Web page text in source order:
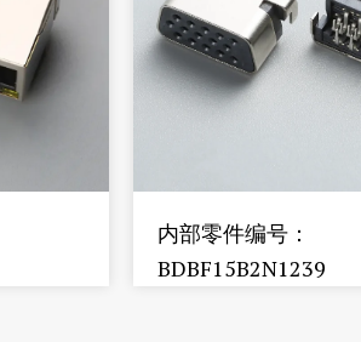
内部零件编号：
BDBF15B2N1239